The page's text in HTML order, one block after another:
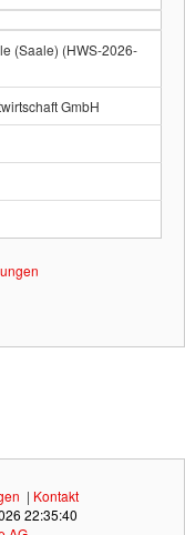
(Saale) (HWS-2026-
GmbH
| Kontakt
22:35:40